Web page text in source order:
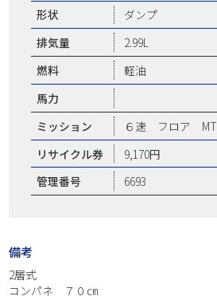
形状
ダンプ
排気量
2.99L
燃料
軽油
馬力
ミッション
６速 フロア MT
リサイクル券
9,170円
管理番号
6693
備考
2層式
コンパネ ７０㎝